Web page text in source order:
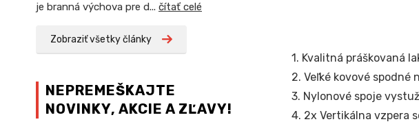
je branná výchova pre d... čítať celé
Zobraziť všetky články
NEPREMEŠKAJTE
NOVINKY, AKCIE A ZĽAVY!
1. Kvalitná práškovaná
2. Veľké kovové
3. Nylonové spoje
4. 2x Vertikálna vzpera